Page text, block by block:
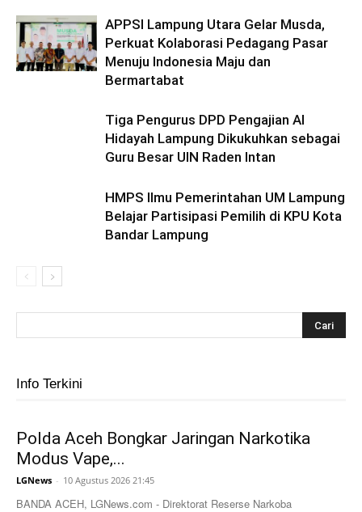
APPSI Lampung Utara Gelar Musda,
Perkuat Kolaborasi Pedagang Pasar
Menuju Indonesia Maju dan
Bermartabat
Tiga Pengurus DPD Pengajian Al
Hidayah Lampung Dikukuhkan sebagai
Guru Besar UIN Raden Intan
HMPS Ilmu Pemerintahan UM Lampung
Belajar Partisipasi Pemilih di KPU Kota
Bandar Lampung
Info Terkini
Polda Aceh Bongkar Jaringan Narkotika
Modus Vape,...
LGNews - 10 Agustus 2026 21:45
BANDA ACEH, LGNews.com - Direktorat Reserse Narkoba